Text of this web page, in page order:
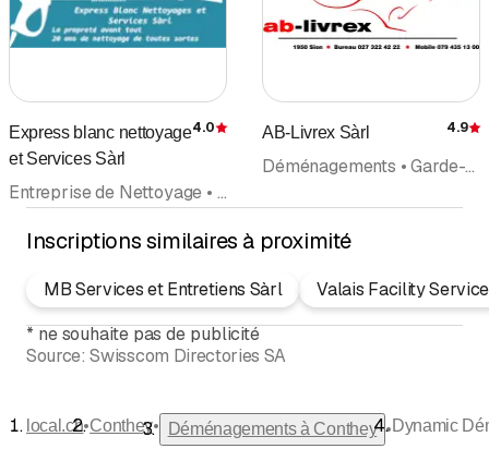
Express blanc nettoyage
et Services Sàrl
Évaluation
4.0
Entreprise de Nettoyage • Conciergerie, Entretien d'immeuble • Nettoyage de bâtiments • Nettoyages et entretien • Déménagements
AB-Livrex Sàrl 4.9
Déménagements • Garde-meubles • Débarras • Transports • Véhicules utilitaires • Location de véhicules • Ascenseur meubles
Inscriptions similaires à proximité
MB Services et Entretiens Sàrl
Valais Facility
* ne souhaite pas de publicité
Source: Swisscom Directories SA
local.ch•Conthey• Déménagements à Conthey •Dynamic